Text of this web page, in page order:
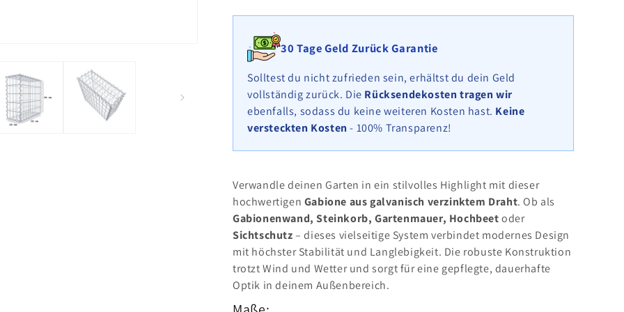
cm
20
cm
(L
H
x
T),
x
10
cm,
Spirale
cm
20
cm
(L
H
x
T),
x
10
cm,
Spirale
30 Tage Geld Zurück Garantie
Solltest du nicht zufrieden sein, erhältst du dein Geld
vollständig zurück. Die Rücksendekosten tragen wir
ebenfalls, sodass du keine weiteren Kosten hast. Keine
versteckten Kosten - 100% Transparenz!
Verwandle deinen Garten in ein stilvolles Highlight mit dieser
hochwertigen Gabione aus galvanisch verzinktem Draht. Ob als
Gabionenwand, Steinkorb, Gartenmauer, Hochbeetoder
Sichtschutz– dieses vielseitige System verbindet modernes Design
mit höchster Stabilität und Langlebigkeit. Die robuste Konstruktion
trotzt Wind und Wetter und sorgt für eine gepflegte, dauerhafte
Optik in deinem Außenbereich.